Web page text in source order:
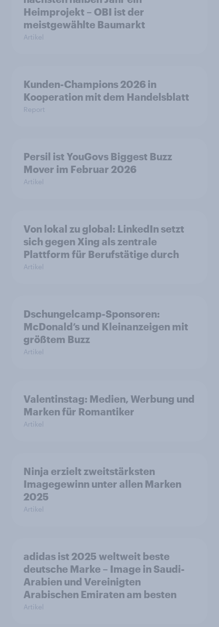
Heimprojekt – OBI ist der
meistgewählte Baumarkt
Artikel
Kunden-Champions 2026 in
Kooperation mit dem Handelsblatt
Report
Persil ist YouGovs Biggest Buzz
Mover im Februar 2026
Artikel
Von lokal zu global: LinkedIn setzt
sich gegen Xing als zentrale
Plattform für Berufstätige durch
Artikel
Dschungelcamp-Sponsoren:
McDonald’s und Kleinanzeigen mit
größtem Buzz
Artikel
Valentinstag: Medien, Werbung und
Marken für Romantiker
Artikel
Ninja erzielt zweitstärksten
Imagegewinn unter allen Marken
2025
Artikel
adidas ist 2025 weltweit beste
deutsche Marke – Image in Saudi-
Arabien und Vereinigten
Arabischen Emiraten am besten
Artikel